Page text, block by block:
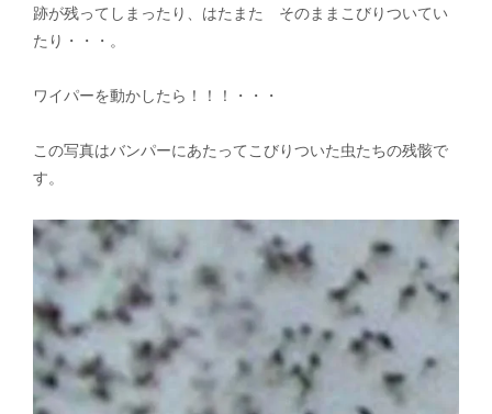
跡が残ってしまったり、はたまた そのままこびりついてい
たり・・・。
ワイパーを動かしたら！！！・・・
この写真はバンパーにあたってこびりついた虫たちの残骸で
す。